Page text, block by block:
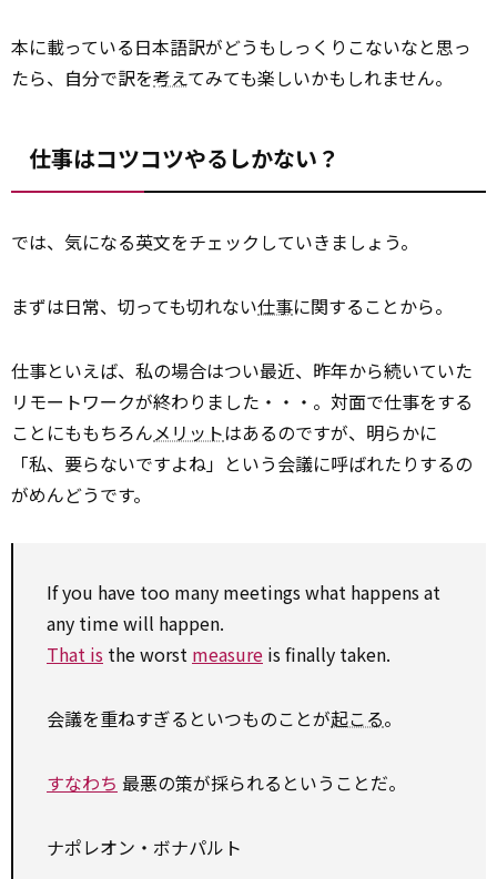
本に載っている日本語訳がどうもしっくりこないなと思っ
たら、自分で訳を考えてみても楽しいかもしれません。
仕事はコツコツやるしかない？
では、気になる英文をチェックしていきましょう。
まずは日常、切っても切れない仕事に関することから。
仕事といえば、私の場合はつい最近、昨年から続いていた
リモートワークが終わりました・・・。対面で仕事をする
ことにももちろんメリットはあるのですが、明らかに
「私、要らないですよね」という会議に呼ばれたりするの
がめんどうです。
If you have too many meetings what happens at
any time will happen.
That is the worst measure is finally taken.
会議を重ねすぎるといつものことが起こる。
すなわち 最悪の策が採られるということだ。
ナポレオン・ボナパルト